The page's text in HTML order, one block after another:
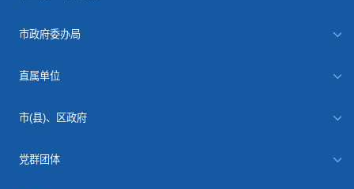
市政府委办局
直属单位
市(县)、区政府
党群团体